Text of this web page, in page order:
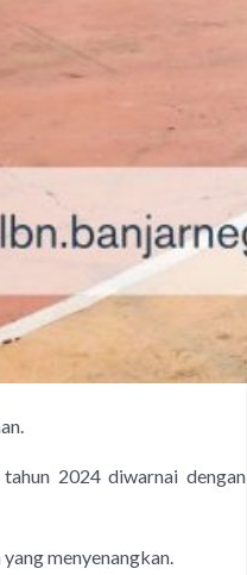
2024 diwarnai dengan
menyenangkan.